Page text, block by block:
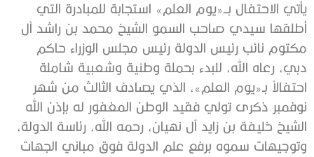
يأتي الاحتفال بــ«يوم العلم» استجابة للمبادرة التي
أطلقها سيدي صاحب السمو الشيخ محمد بن راشد آل
مكتوم نائب رئيس الدولة رئيس مجلس الوزراء حاكم
دبي، رعاه الله، للبدء بحملة وطنية وشعبية شاملة
احتفالاً بـ«يوم العلم»، الذي يصادف الثالث من شهر
نوفمبر ذكرى تولي فقيد الوطن المغفور له بإذن الله
الشيخ خليفة بن زايد آل نهيان، رحمه الله، رئاسة الدولة،
وتوجيهات سموه برفع علم الدولة فوق مباني الجهات